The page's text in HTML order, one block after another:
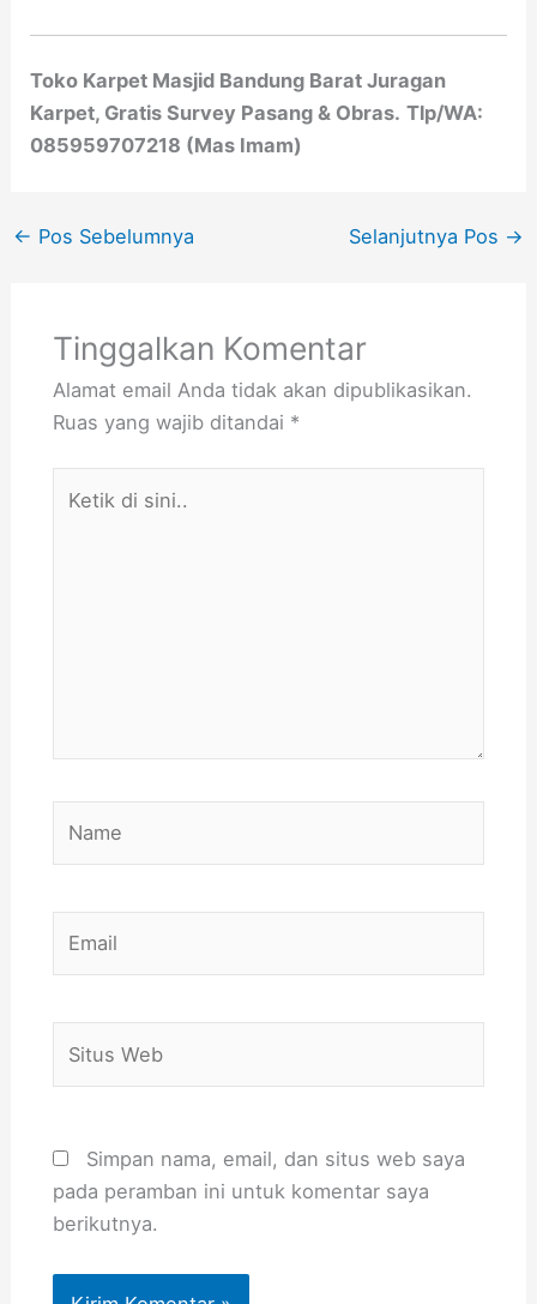
Toko Karpet Masjid Bandung Barat Juragan
Karpet, Gratis Survey Pasang & Obras. Tlp/WA:
085959707218 (Mas Imam)
← Pos Sebelumnya Selanjutnya Pos →
Tinggalkan Komentar
Alamat email Anda tidak akan dipublikasikan.
Ruas yang wajib ditandai *
Web
Simpan nama, email, dan situs web saya
pada peramban ini untuk komentar saya
berikutnya.